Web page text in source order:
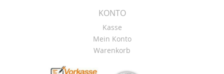
KONTO
Kasse
Mein Konto
Warenkorb